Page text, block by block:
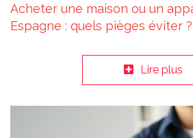
Acheter une maison ou un
Espagne : quels pièges éviter ?
Lire plus